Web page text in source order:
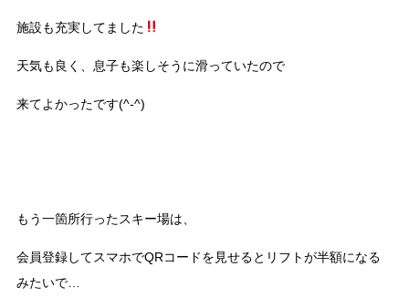
施設も充実してました
天気も良く、息子も楽しそうに滑っていたので
来てよかったです(^-^)
もう一箇所行ったスキー場は、
会員登録してスマホでQRコードを見せるとリフトが半額になる
みたいで…